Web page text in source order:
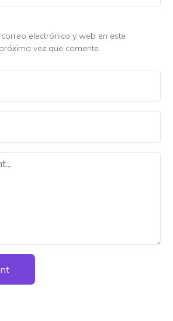
electrónico y web en este
vez que comente.